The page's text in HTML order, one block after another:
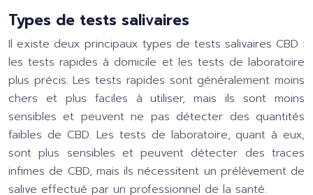
Types de tests salivaires
Il existe deux principaux types de tests salivaires CBD :
les tests rapides à domicile et les tests de laboratoire
plus précis. Les tests rapides sont généralement moins
chers et plus faciles à utiliser, mais ils sont moins
sensibles et peuvent ne pas détecter des quantités
faibles de CBD. Les tests de laboratoire, quant à eux,
sont plus sensibles et peuvent détecter des traces
infimes de CBD, mais ils nécessitent un prélèvement de
salive effectué par un professionnel de la santé.